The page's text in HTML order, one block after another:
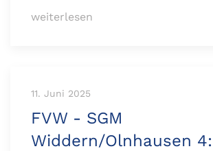
weiterlesen
11. Juni 2025
FVW - SGM
Widdern/Olnhausen